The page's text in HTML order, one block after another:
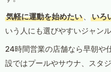
気軽に運動を始めたい 、 いろ
いう人にも選びやすいジャンル
24時間営業の店舗なら早朝や
設ではプールやサウナ、スタ